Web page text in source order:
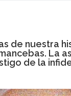
de nuestra
La
de la